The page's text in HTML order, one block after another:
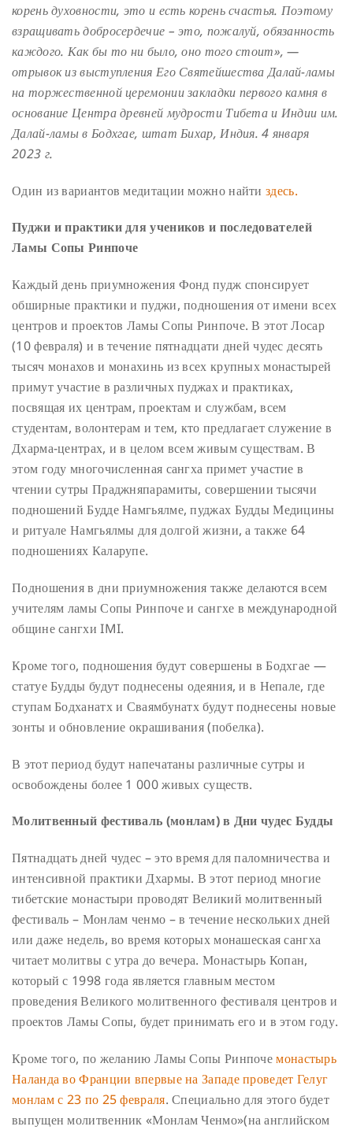
корень духовности, это и есть корень счастья. Поэтому
взращивать добросердечие – это, пожалуй, обязанность
каждого. Как бы то ни было, оно того стоит», —
отрывок из выступления Его Святейшества Далай-ламы
на торжественной церемонии закладки первого камня в
основание Центра древней мудрости Тибета и Индии им.
Далай-ламы в Бодхгае, штат Бихар, Индия. 4 января
2023 г.
Один из вариантов медитации можно найти здесь.
Пуджи и практикидля учеников и последователей
Ламы Сопы Ринпоче
Каждый день приумножения Фонд пудж спонсирует
обширные практики и пуджи, подношения от имени всех
центров и проектов Ламы Сопы Ринпоче. В этот Лосар
(10 февраля) и в течение пятнадцати дней чудес десять
тысяч монахов и монахинь из всех крупных монастырей
примут участие в различных пуджах и практиках,
посвящая их центрам, проектам и службам, всем
студентам, волонтерам и тем, кто предлагает служение в
Дхарма-центрах, и в целом всем живым существам. В
этом году многочисленная сангха примет участие в
чтении сутры Праджняпарамиты, совершении тысячи
подношений Будде Намгьялме, пуджах Будды Медицины
и ритуале Намгьялмы для долгой жизни, а также 64
подношениях Каларупе.
Подношения в дни приумножения также делаются всем
учителям ламы Сопы Ринпоче и сангхе в международной
общине сангхи IMI.
Кроме того, подношения будут совершены в Бодхгае —
статуе Будды будут поднесены одеяния, и в Непале, где
ступам Бодханатх и Сваямбунатх будут поднесены новые
зонты и обновление окрашивания (побелка).
В этот период будут напечатаны различные сутры и
освобождены более 1 000 живых существ.
Молитвенный фестиваль (монлам) в Дни чудес Будды
Пятнадцать дней чудес – это время для паломничества и
интенсивной практики Дхармы. В этот период многие
тибетские монастыри проводят Великий молитвенный
фестиваль – Монлам ченмо – в течение нескольких дней
или даже недель, во время которых монашеская сангха
читает молитвы с утра до вечера. Монастырь Копан,
который с 1998 года является главным местом
проведения Великого молитвенного фестиваля центров и
проектов Ламы Сопы, будет принимать его и в этом году.
Кроме того, по желанию Ламы Сопы Ринпочемонастырь
Наланда во Франции впервые на Западе проведет Гелуг
монлам с 23 по 25 февраля. Специально для этого будет
выпущен молитвенник «Монлам Ченмо»(на английском